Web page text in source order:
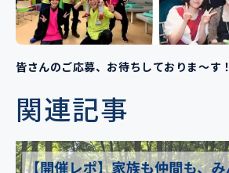
皆さんのご応募、お待ちしておりま～す！
関連記事